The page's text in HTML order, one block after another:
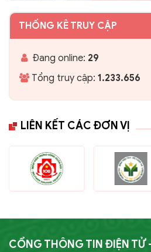
THỐNG KÊ TRUY CẬP
Đang online: 29
Tổng truy cập: 1.233.656
LIÊN KẾT CÁC ĐƠN VỊ
CỔNG THÔNG TIN ĐIỆN TỬ